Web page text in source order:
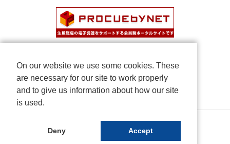
On our website we use some cookies. These
are necessary for our site to work properly
and to give us information about how our site
is used.
Deny Accept